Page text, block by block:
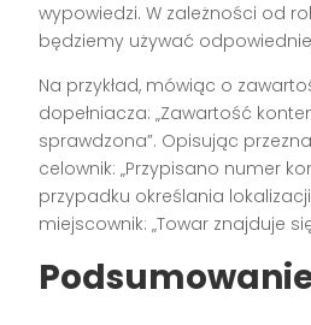
wypowiedzi. W zależności od
będziemy używać
Na przykład, mówiąc o
dopełniacza: „Zawartość
sprawdzona”. Opisując
celownik: „Przypisano numer
przypadku określania
miejscownik: „Towar znajduje